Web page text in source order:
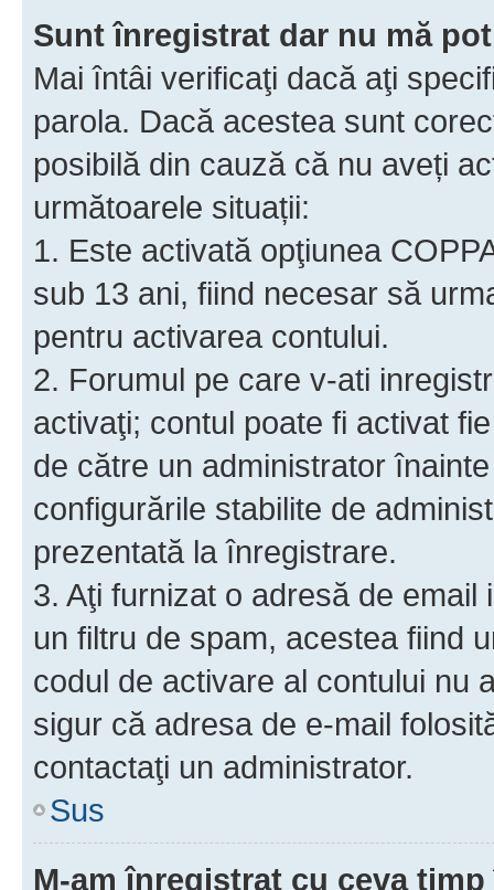
Sunt înregistrat dar nu mă
Mai întâi verificaţi dacă aţi
parola. Dacă acestea sunt
posibilă din cauză că nu aveți
următoarele situații:
1. Este activată opţiunea
sub 13 ani, fiind necesar să
pentru activarea contului.
2. Forumul pe care v-ati
activaţi; contul poate fi activat
de către un administrator
configurările stabilite de
prezentată la înregistrare.
3. Aţi furnizat o adresă de
un filtru de spam, acestea fiind
codul de activare al contului nu
sigur că adresa de e-mail
contactaţi un administrator.
Sus
M-am înregistrat cu ceva